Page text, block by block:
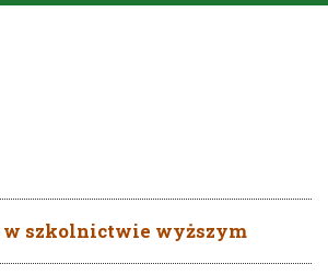
szkolnictwie wyższym